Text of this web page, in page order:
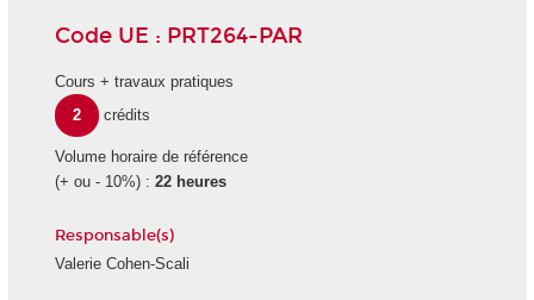
Code UE : PRT264-PAR
Cours + travaux pratiques
2
crédits
Volume horaire de référence
(+ ou - 10%) : 22 heures
Responsable(s)
Valerie Cohen-Scali